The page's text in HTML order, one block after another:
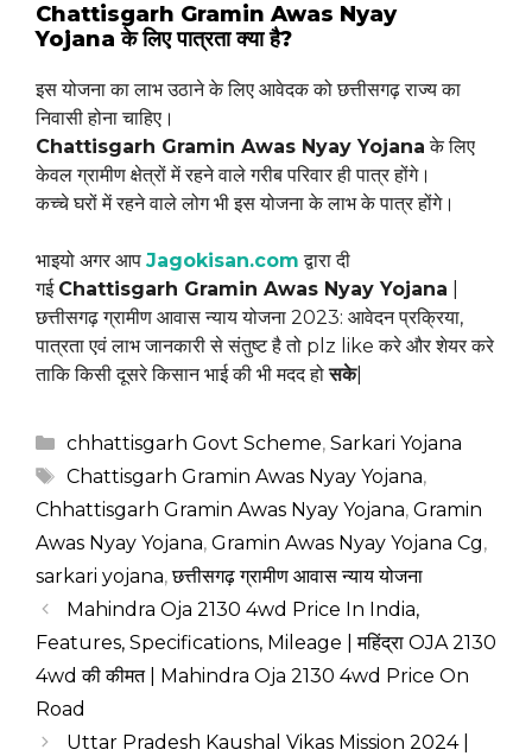
Chattisgarh Gramin Awas Nyay
Yojana के लिए पात्रता क्या है?
इस योजना का लाभ उठाने के लिए आवेदक को छत्तीसगढ़ राज्य का
निवासी होना चाहिए।
Chattisgarh Gramin Awas Nyay Yojana के लिए
केवल ग्रामीण क्षेत्रों में रहने वाले गरीब परिवार ही पात्र होंगे।
कच्चे घरों में रहने वाले लोग भी इस योजना के लाभ के पात्र होंगे।
भाइयो अगर आप Jagokisan.com द्वारा दी
गई Chattisgarh Gramin Awas Nyay Yojana
छत्तीसगढ़ ग्रामीण आवास न्याय योजना 2023: आवेदन प्रक्रिया,
पात्रता एवं लाभ जानकारी से संतुष्ट है तो plz like करे और शेयर करे
ताकि किसी दूसरे किसान भाई की भी मदद होसके|
Categories
chhattisgarh Govt Scheme, Sarkari Yojana
Tags
Chattisgarh Gramin Awas Nyay Yojana,
Chhattisgarh Gramin Awas Nyay Yojana, Gramin
Awas Nyay Yojana, Gramin Awas Nyay Yojana Cg,
sarkari yojana,छत्तीसगढ़ ग्रामीण आवास न्याय योजना
Mahindra Oja 2130 4wd Price In India,
Features, Specifications, Mileage | महिंद्रा OJA 2130
4wd की कीमत | Mahindra Oja 2130 4wd Price On
Road
Uttar Pradesh Kaushal Vikas Mission 2024 |